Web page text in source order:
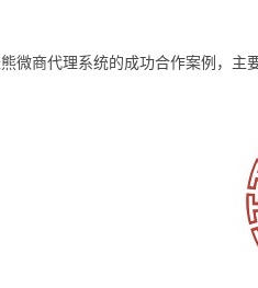
微商代理系统的成功合作案例，